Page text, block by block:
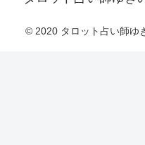
© 2020 タロット占い師ゆ